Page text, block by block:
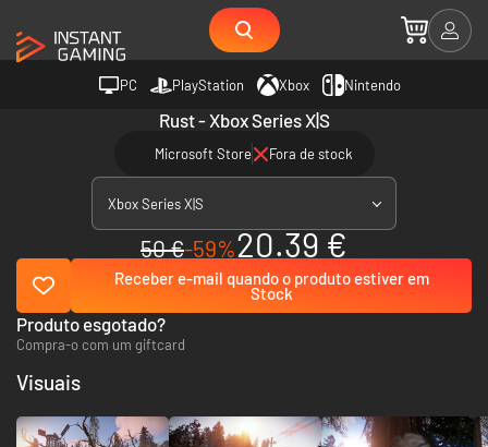
PC PlayStation Xbox Nintendo
Rust - Xbox Series X|S
Microsoft Store Fora de stock
Xbox Series X|S
50 €-59%20.39 €
Receber e-mail quando o produto estiver em
Stock
Produto esgotado?
Compra-o com um giftcard
Visuais